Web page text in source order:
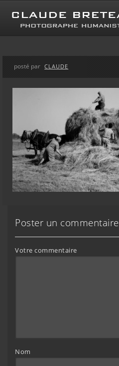
posté par CLAUDE
Poster un commentaire
Votre commentaire
Nom